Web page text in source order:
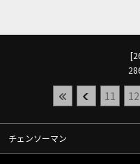
11 12
チェンソーマン